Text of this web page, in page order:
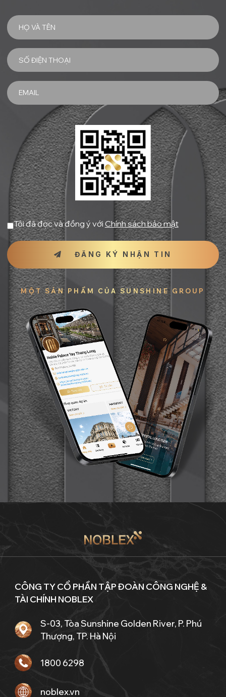
Tôi đã đọc và đồng ý với Chính sách bảo mật
ĐĂNG KÝ NHẬN TIN
MỘT SẢN PHẨM CỦA SUNSHINE GROUP
CÔNG TY CỔ PHẦN TẬP ĐOÀN CÔNG NGHỆ &
TÀI CHÍNH NOBLEX
S-03, Tòa Sunshine Golden River, P. Phú
Thượng, TP. Hà Nội
1800 6298
noblex.vn